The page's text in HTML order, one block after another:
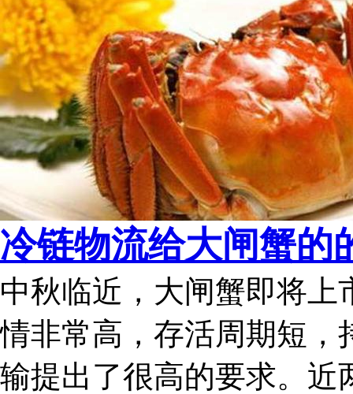
冷链物流给大闸蟹的
中秋临近，大闸蟹即将
情非常高，存活周期短，
输提出了很高的要求。近